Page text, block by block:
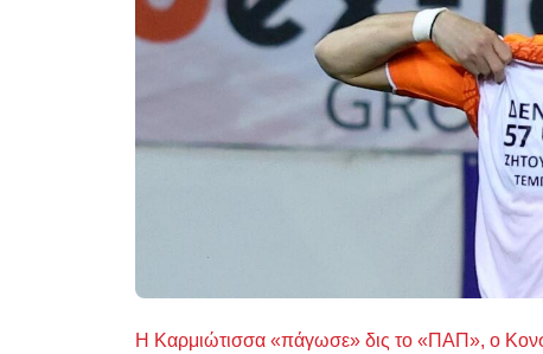
Η Καρμιώτισσα «πάγωσε» δις το «ΠΑΠ», ο